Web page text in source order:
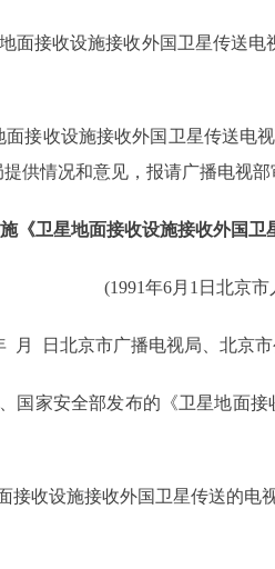
接收设施接收外国卫星传送电
收设施接收外国卫星传送电
供情况和意见，报请广播电视部
《卫星地面接收设施接收外国
(1991年6月1日北京
月 日北京市广播电视局、北京
家安全部发布的《卫星地面接
设施接收外国卫星传送的电